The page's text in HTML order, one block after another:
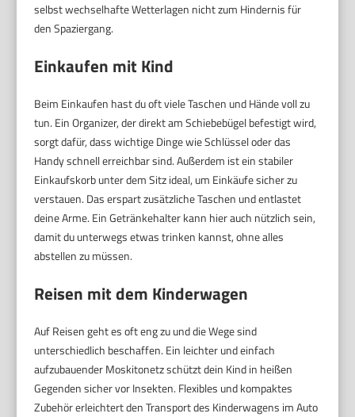
selbst wechselhafte Wetterlagen nicht zum Hindernis für
den Spaziergang.
Einkaufen mit Kind
Beim Einkaufen hast du oft viele Taschen und Hände voll zu
tun. Ein Organizer, der direkt am Schiebebügel befestigt wird,
sorgt dafür, dass wichtige Dinge wie Schlüssel oder das
Handy schnell erreichbar sind. Außerdem ist ein stabiler
Einkaufskorb unter dem Sitz ideal, um Einkäufe sicher zu
verstauen. Das erspart zusätzliche Taschen und entlastet
deine Arme. Ein Getränkehalter kann hier auch nützlich sein,
damit du unterwegs etwas trinken kannst, ohne alles
abstellen zu müssen.
Reisen mit dem Kinderwagen
Auf Reisen geht es oft eng zu und die Wege sind
unterschiedlich beschaffen. Ein leichter und einfach
aufzubauender Moskitonetz schützt dein Kind in heißen
Gegenden sicher vor Insekten. Flexibles und kompaktes
Zubehör erleichtert den Transport des Kinderwagens im Auto